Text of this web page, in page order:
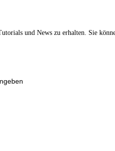
und News zu erhalten. Sie